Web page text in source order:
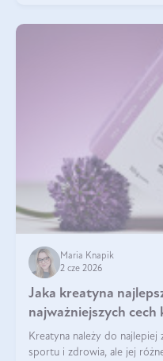
Maria Knapik
2 cze 2026
Jaka kreatyna
najważniejszych
Kreatyna należy do
sportu i zdrowia, ale jej